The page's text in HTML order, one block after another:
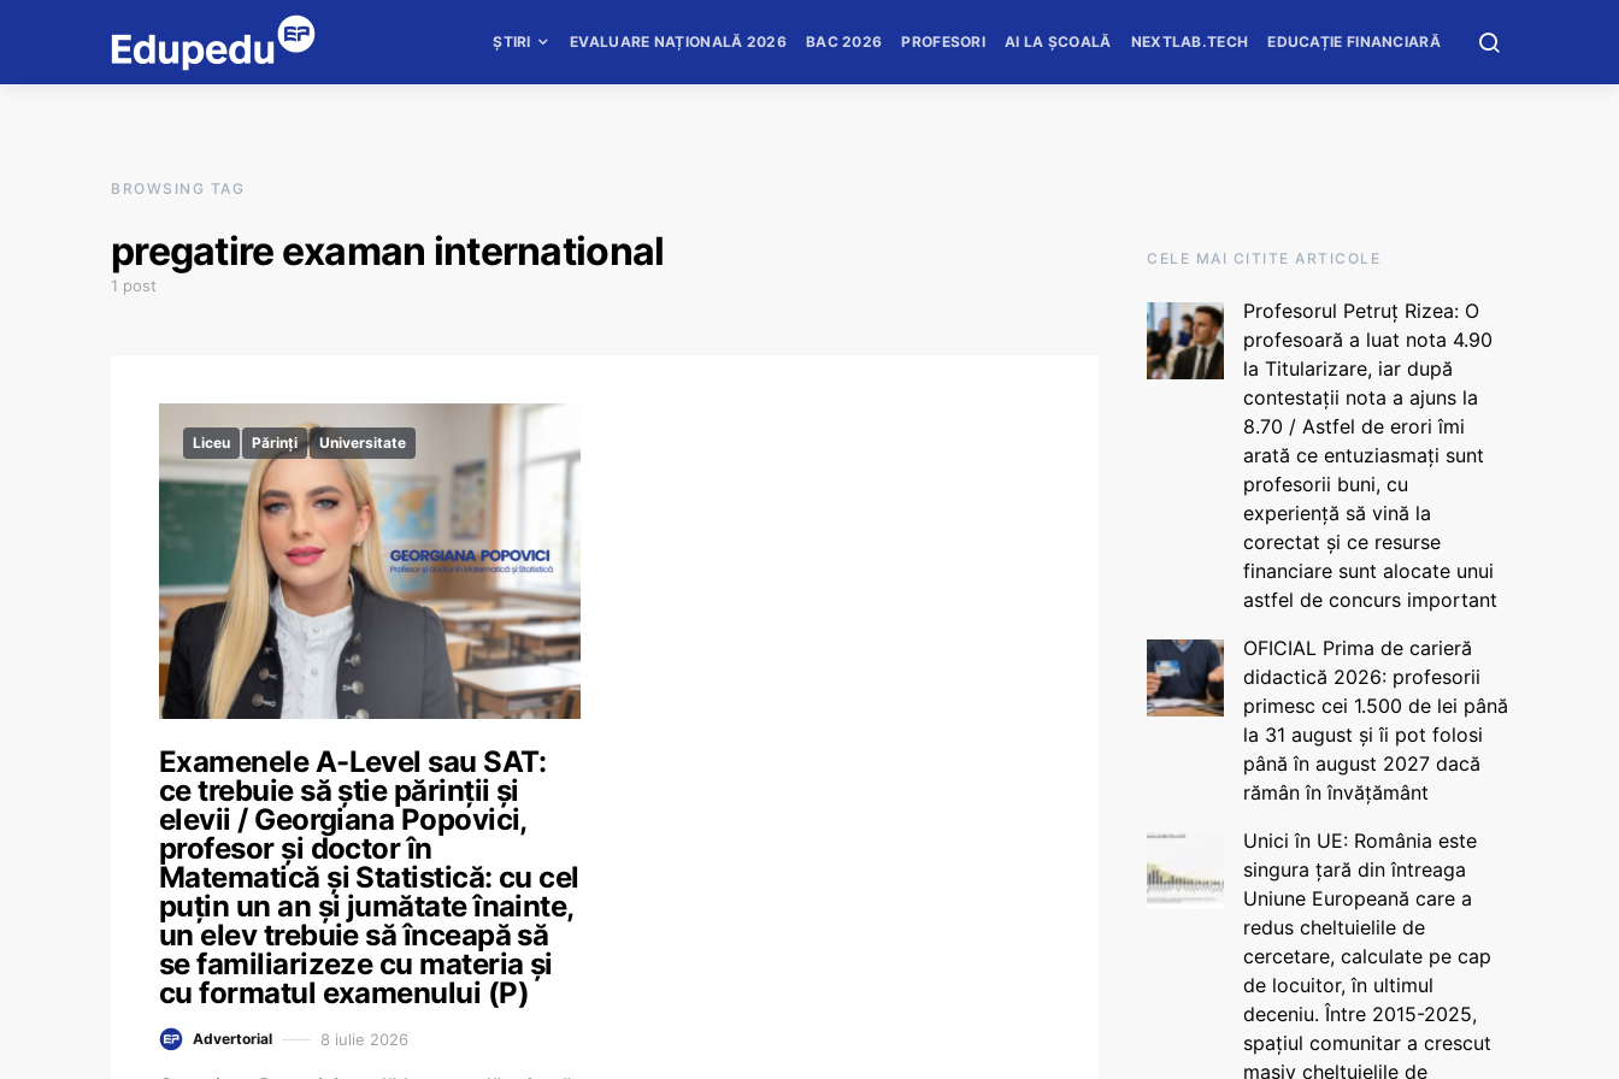
ȘTIRI EVALUARE NAȚIONALĂ 2026 BAC 2026 PROFESORI AI LA ȘCOALĂ NEXTLAB.TECH EDUCAȚIE FINANCIARĂ
BROWSING TAG
pregatire examan international
1 post
Liceu Părinți Universitate
Examenele A-Level sau SAT:
ce trebuie să știe părinții și
elevii / Georgiana Popovici,
profesor și doctor în
Matematică și Statistică: cu cel
puțin un an și jumătate înainte,
un elev trebuie să înceapă să
se familiarizeze cu materia și
cu formatul examenului (P)
Advertorial 8 iulie 2026
CELE MAI CITITE ARTICOLE
Profesorul Petruț Rizea: O
profesoară a luat nota 4.90
la Titularizare, iar după
contestații nota a ajuns la
8.70 / Astfel de erori îmi
arată ce entuziasmați sunt
profesorii buni, cu
experiență să vină la
corectat și ce resurse
financiare sunt alocate unui
astfel de concurs important
OFICIAL Prima de carieră
didactică 2026: profesorii
primesc cei 1.500 de lei până
la 31 august și îi pot folosi
până în august 2027 dacă
rămân în învățământ
Unici în UE: România este
singura țară din întreaga
Uniune Europeană care a
redus cheltuielile de
cercetare, calculate pe cap
de locuitor, în ultimul
deceniu. Între 2015-2025,
spațiul comunitar a crescut
masiv cheltuielile de